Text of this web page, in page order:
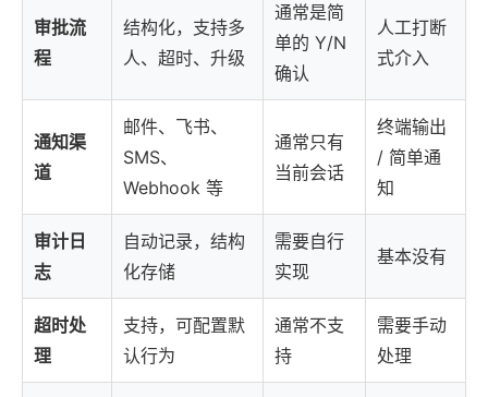
审批流
程
结构化，支持多
人、超时、升级
通常是简
单的 Y/N
确认
人工打断
式介入
通知渠
道
邮件、飞书、
SMS、
Webhook 等
通常只有
当前会话
终端输出
/ 简单通
知
审计日
志
自动记录，结构
化存储
需要自行
实现
基本没有
超时处
理
支持，可配置默
认行为
通常不支
持
需要手动
处理